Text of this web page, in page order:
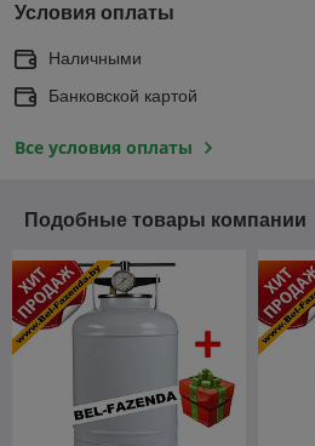
Условия оплаты
Наличными
Банковской картой
Все условия оплаты
Подобные товары компании